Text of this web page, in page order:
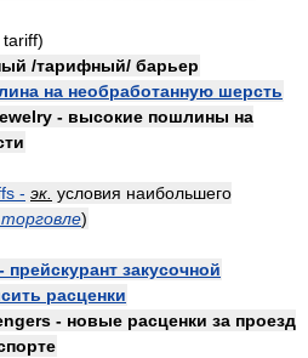
/тарифный/ барьер
на необработанную шерсть
- высокие пошлины на
- эк. условия наибольшего
)
закусочной
расценки
- новые расценки за проезд